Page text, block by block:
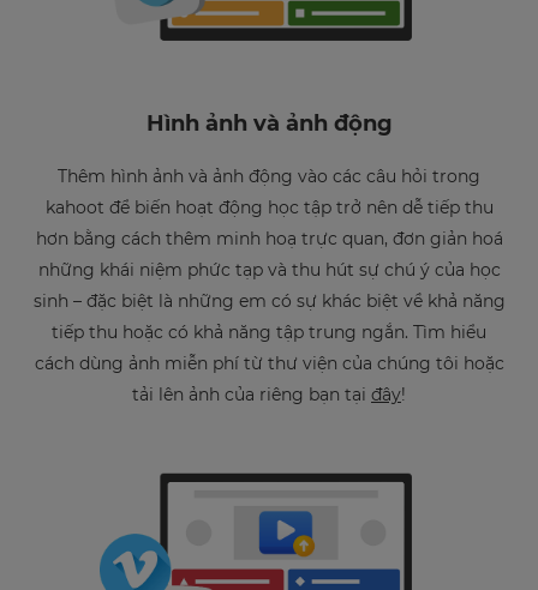
Hình ảnh và ảnh động
Thêm hình ảnh và ảnh động vào các câu hỏi trong
kahoot để biến hoạt động học tập trở nên dễ tiếp thu
hơn bằng cách thêm minh hoạ trực quan, đơn giản hoá
những khái niệm phức tạp và thu hút sự chú ý của học
sinh – đặc biệt là những em có sự khác biệt về khả năng
tiếp thu hoặc có khả năng tập trung ngắn. Tìm hiểu
cách dùng ảnh miễn phí từ thư viện của chúng tôi hoặc
tải lên ảnh của riêng bạn tại đây!